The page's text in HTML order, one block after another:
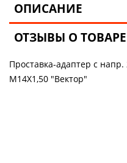
ОПИСАНИЕ
ОТЗЫВЫ О
Проставка-адаптер с напр.
M14X1,50 "Вектор"